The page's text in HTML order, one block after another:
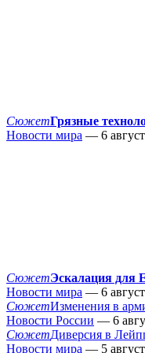
СюжетГрязные
Новости мира — 6
СюжетЭскалация для
Новости мира — 6
СюжетИзменения в
Новости России — 6
СюжетДиверсия в
Новости мира — 5